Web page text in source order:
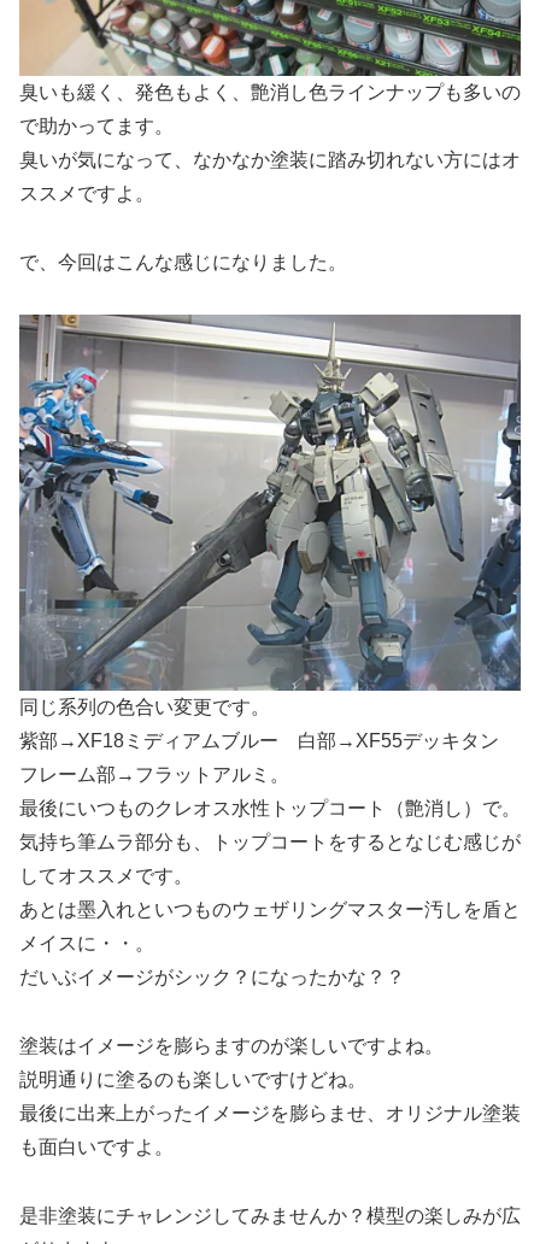
臭いも緩く、発色もよく、艶消し色ラインナップも多いの
で助かってます。
臭いが気になって、なかなか塗装に踏み切れない方にはオ
ススメですよ。
で、今回はこんな感じになりました。
同じ系列の色合い変更です。
紫部→XF18ミディアムブルー 白部→XF55デッキタン
フレーム部→フラットアルミ。
最後にいつものクレオス水性トップコート（艶消し）で。
気持ち筆ムラ部分も、トップコートをするとなじむ感じが
してオススメです。
あとは墨入れといつものウェザリングマスター汚しを盾と
メイスに・・。
だいぶイメージがシック？になったかな？？
塗装はイメージを膨らますのが楽しいですよね。
説明通りに塗るのも楽しいですけどね。
最後に出来上がったイメージを膨らませ、オリジナル塗装
も面白いですよ。
是非塗装にチャレンジしてみませんか？模型の楽しみが広